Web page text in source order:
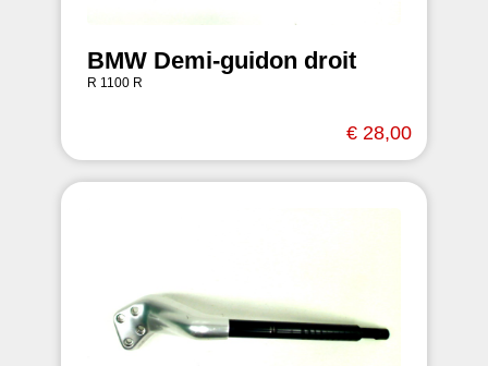
BMW Demi-guidon droit
R 1100 R
€ 28,00